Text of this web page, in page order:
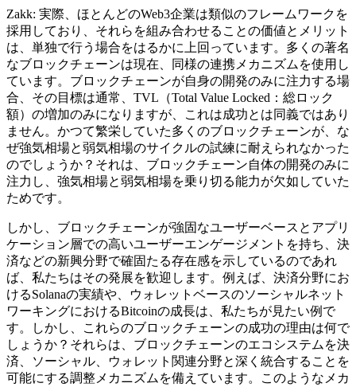
Zakk: 実際、ほとんどのWeb3企業は類似のフレームワークを
採用しており、それらを組み合わせることの価値とメリット
は、単独で行う場合をはるかに上回っています。多くの著名
なブロックチェーンは現在、同様の連携メカニズムを使用し
ています。ブロックチェーンが自身の開発のみに注力する場
合、その目標は通常、TVL（Total Value Locked：総ロック
額）の増加のみになりますが、これは成功とは同義ではあり
ません。かつて繁栄していた多くのブロックチェーンが、な
ぜ強気相場と弱気相場のサイクルの試練に耐えられなかった
のでしょうか？それは、ブロックチェーン自体の開発のみに
注力し、強気相場と弱気相場を乗り切る能力が欠如していた
ためです。
しかし、ブロックチェーンが強固なユーザーベースとアプリ
ケーション層での高いユーザーエンゲージメントを持ち、決
済などの新興分野で確固たる存在感を示しているのであれ
ば、私たちはその発展を歓迎します。例えば、決済分野にお
けるSolanaの実績や、ウォレットベースのソーシャルネット
ワーキングにおけるBitcoinの成長は、私たちが見たい例で
す。しかし、これらのブロックチェーンの成功の理由は何で
しょうか？それらは、ブロックチェーンのエコシステムを決
済、ソーシャル、ウォレット関連分野と深く統合することを
可能にする調整メカニズムを備えています。このようなメカ